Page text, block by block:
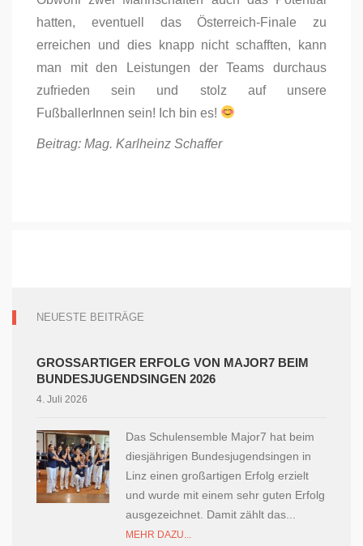
hatten, eventuell das Österreich-Finale zu
erreichen und dies knapp nicht schafften, kann
man mit den Leistungen der Teams durchaus
zufrieden sein und stolz auf unsere
FußballerInnen sein! Ich bin es!
Beitrag: Mag. Karlheinz Schaffer
NEUESTE BEITRÄGE
GROSSARTIGER ERFOLG VON MAJOR7 BEIM B
UNDESJUGENDSINGEN 2026
4. Juli 2026
Das Schulensemble Major7 hat beim
diesjährigen Bundesjugendsingen in
Linz einen großartigen Erfolg erzielt
und wurde mit einem sehr guten Erfolg
ausgezeichnet. Damit zählt das...
MEHR DAZU...